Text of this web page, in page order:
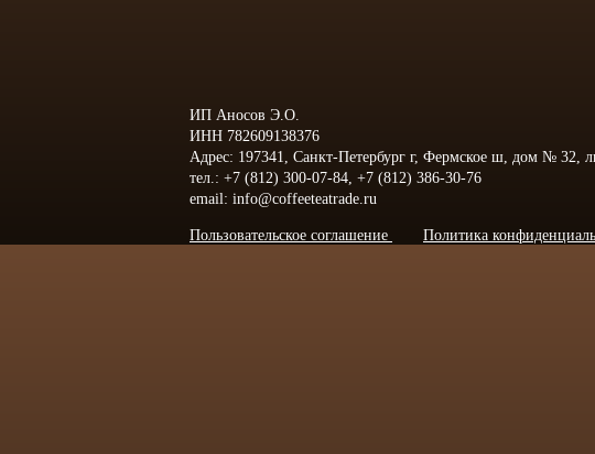
ИП Аносов Э.О.
ИНН 782609138376
Адрес: 197341, Санкт-Петербург г, Фермское ш, дом № 32,
тел.: +7 (812) 300-07-84, +7 (812) 386-30-76
email: info@coffeeteatrade.ru
Пользовательское соглашение Политика